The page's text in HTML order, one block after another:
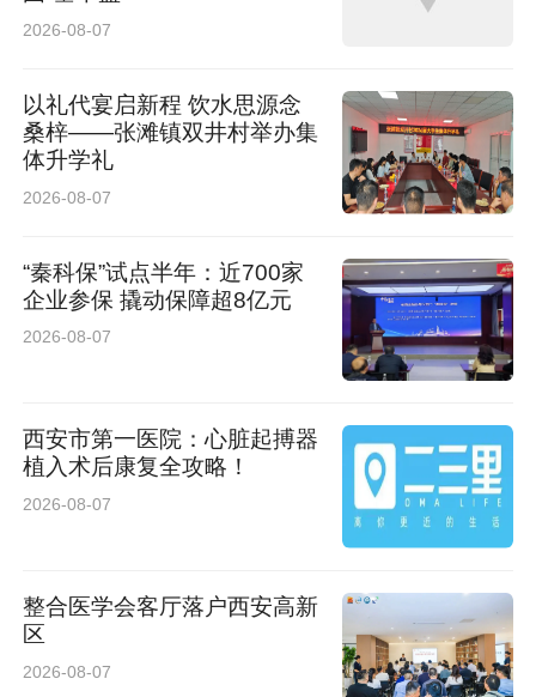
2026-08-07
以礼代宴启新程 饮水思源念
桑梓——张滩镇双井村举办集
体升学礼
2026-08-07
“秦科保”试点半年：近700家
企业参保 撬动保障超8亿元
2026-08-07
西安市第一医院：心脏起搏器
植入术后康复全攻略！
2026-08-07
整合医学会客厅落户西安高新
区
2026-08-07